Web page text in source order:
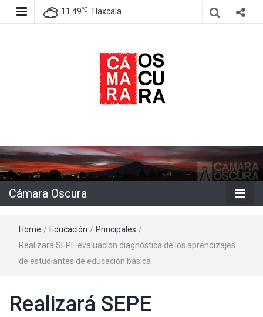
11.49℃ Tlaxcala
Cámara
Oscura
Cámara Oscura
Home / Educación / Principales /
Realizará SEPE evaluación diagnóstica de los aprendizajes
de estudiantes de educación básica
Realizará SEPE